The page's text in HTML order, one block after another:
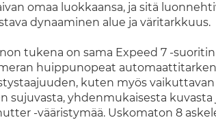
omaa luokkaansa, ja sitä
dynaaminen alue ja väritarkkuus.
tukena on sama Expeed 7 -suoritin
huippunopeat
kuten myös
sujuvasta, yhdenmukaisesta kuvasta
-vääristymää. Uskomaton 8